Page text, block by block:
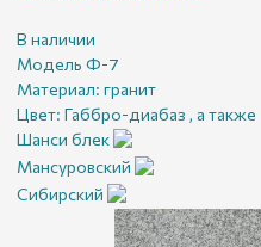
В наличии
Модель Ф-7
Материал: гранит
Цвет: Габбро-диабаз , а также
Шанси блек
Мансуровский
Сибирский